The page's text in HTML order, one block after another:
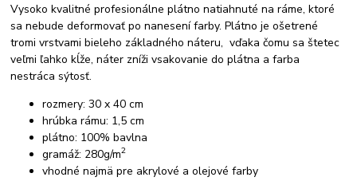
Vysoko kvalitné profesionálne plátno natiahnuté na ráme, ktoré
sa nebude deformovať po nanesení farby. Plátno je ošetrené
tromi vrstvami bieleho základného náteru, vďaka čomu sa štetec
veľmi ľahko kĺže, náter zníži vsakovanie do plátna a farba
nestráca sýtosť.
rozmery: 30 x 40 cm
hrúbka rámu: 1,5 cm
plátno: 100% bavlna
gramáž: 280g/m2
vhodné najmä pre akrylové a olejové farby